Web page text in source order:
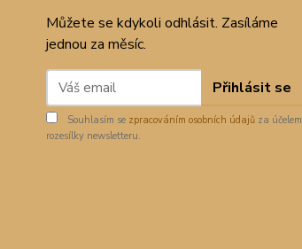
Můžete se kdykoli odhlásit. Zasíláme
jednou za měsíc.
Přihlásit se
Souhlasím se zpracováním osobních údajů za účelem
rozesílky newsletteru.